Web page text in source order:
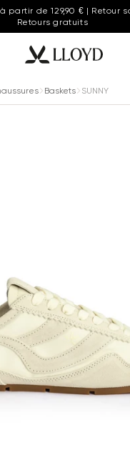
partir de 129,90 € | Retour
Retours gratuits
Baskets SUNNY